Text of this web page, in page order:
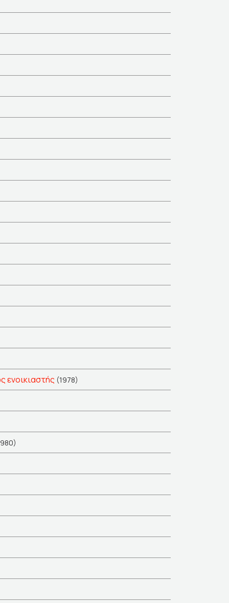
ενοικιαστής (1978)